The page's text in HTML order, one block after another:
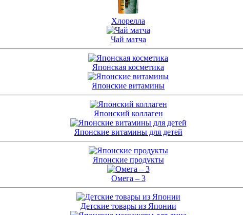
Хлорелла
Чай матча
Японская косметика
Японские витамины
Японский коллаген
Японские витамины для детей
Японские продукты
Омега – 3
Детские товары из Японии